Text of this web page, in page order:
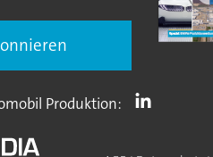
Produktion: